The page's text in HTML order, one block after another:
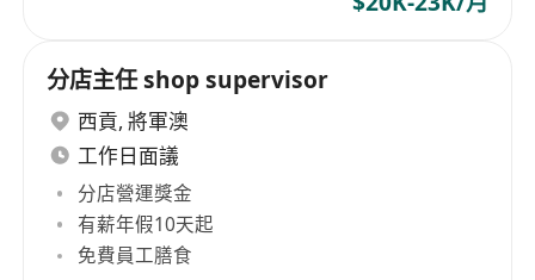
分店主任 shop supervisor
西貢, 將軍澳
工作日面議
分店營運獎金
有薪年假10天起
免費員工膳食